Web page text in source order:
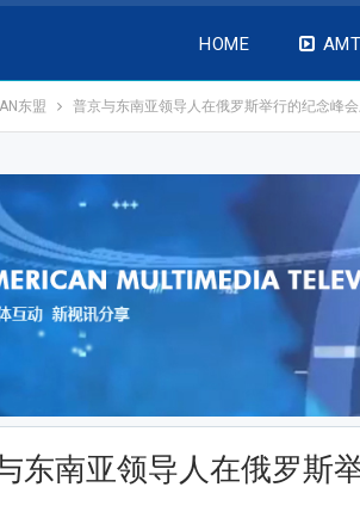
HOME
东盟 普京与东南亚领导人在俄罗斯举行的纪念峰
东南亚领导人在俄罗斯